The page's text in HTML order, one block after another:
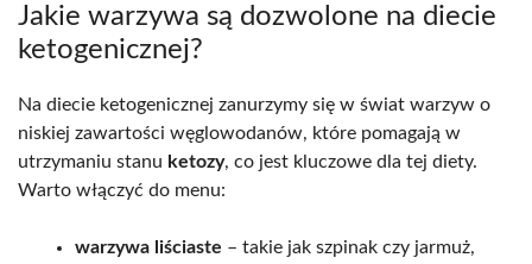
Jakie warzywa są dozwolone na diecie
ketogenicznej?
Na diecie ketogenicznej zanurzymy się w świat warzyw o
niskiej zawartości węglowodanów, które pomagają w
utrzymaniu stanu ketozy, co jest kluczowe dla tej diety.
Warto włączyć do menu:
warzywa liściaste – takie jak szpinak czy jarmuż,